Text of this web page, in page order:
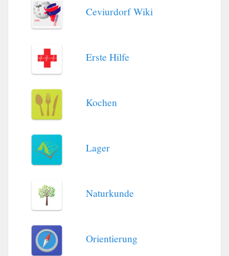
Ceviurdorf Wiki
Erste Hilfe
Kochen
Lager
Naturkunde
Orientierung